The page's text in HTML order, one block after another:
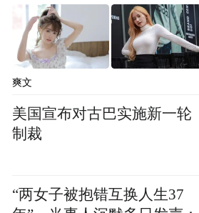
菊地凛子参加影片宣传活动
只是，燃烧了二十多年的
轻易熄灭？拍了几年广告，
始筹措新的项目。这是
（White Horse）的科幻剧
布丽埃拉一同策划，还拉
爽文
美国宣布对古巴实施新一轮
制裁
“两女子被抱错互换人生37